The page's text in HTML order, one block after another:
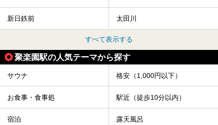
新日鉄前 太田川
すべて表示する
聚楽園駅の人気テーマから探す
サウナ 格安（1,000円以下）
お食事・食事処 駅近（徒歩10分以内）
宿泊 露天風呂